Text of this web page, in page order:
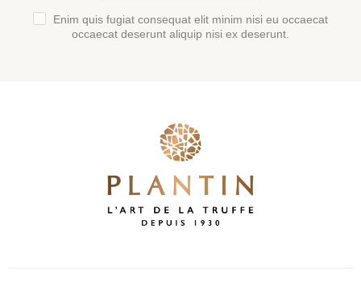
Enim quis fugiat consequat elit minim nisi eu occaecat
occaecat deserunt aliquip nisi ex deserunt.